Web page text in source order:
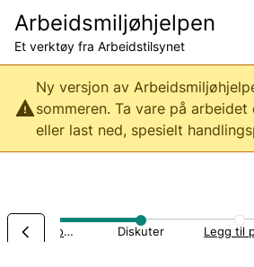
hovedinnhold
Arbeidsmiljøhjelpen
Et verktøy fra Arbeidstilsynet
Ny versjon av
sommeren. Ta vare på
eller last ned, spesielt
Renovasjon og gjenvinning Diskuter